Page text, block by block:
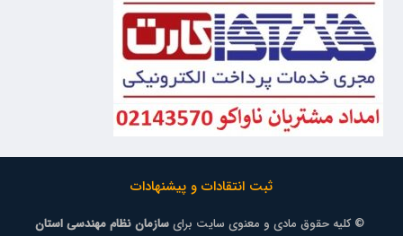
ثبت انتقادات و پیشنهادات
© کلیه حقوق مادی و معنوی سایت برایسازمان نظام مهندسی استان